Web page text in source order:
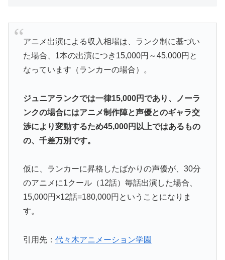
アニメ出演による収入相場は、ランク制に基づい
た場合、1本の出演につき15,000円～45,000円と
なっています（ランカーの場合）。
ジュニアランクでは一律15,000円であり、ノーラ
ンクの場合にはアニメ制作陣と声優とのギャラ交
渉により変動するため45,000円以上ではあるもの
の、千差万別です。
仮に、ランカーに昇格したばかりの声優が、30分
のアニメに1クール（12話）毎話出演した場合、
15,000円×12話=180,000円ということになりま
す。
引用先： 代々木アニメーション学園